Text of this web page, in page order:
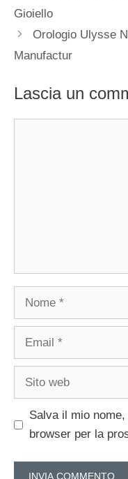
articolo
Gioiello
Orologio Ulysse
Manufactur
Lascia un
Nome
Email
Sito
Salva il mio
browser per la